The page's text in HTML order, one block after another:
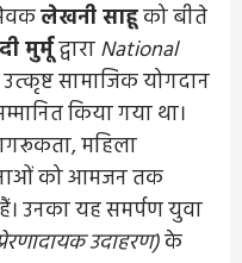
लेखनी साहूको बीते
मुर्मूद्वाराNational
सामाजिक योगदान
किया गया था।
महिला
को आमजन तक
उनका यह समर्पण युवा
उदाहरण)के